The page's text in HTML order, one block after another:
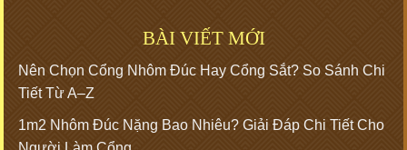
BÀI VIẾT MỚI
Nên Chọn Cổng Nhôm Đúc Hay Cổng Sắt? So Sánh Chi
Tiết Từ A–Z
1m2 Nhôm Đúc Nặng Bao Nhiêu? Giải Đáp Chi Tiết Cho